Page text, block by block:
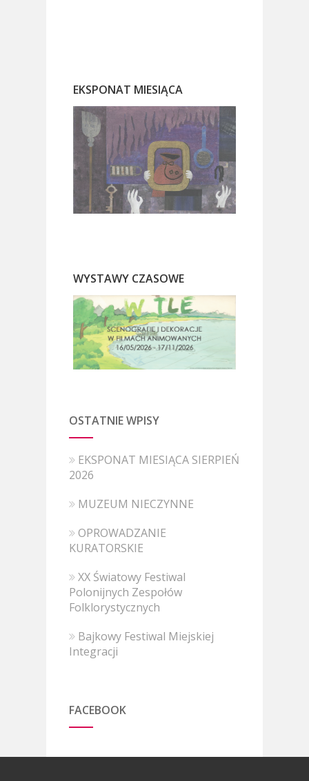
EKSPONAT MIESIĄCA
WYSTAWY CZASOWE
OSTATNIE WPISY
EKSPONAT MIESIĄCA SIERPIEŃ
2026
MUZEUM NIECZYNNE
OPROWADZANIE
KURATORSKIE
XX Światowy Festiwal
Polonijnych Zespołów
Folklorystycznych
Bajkowy Festiwal Miejskiej
Integracji
FACEBOOK